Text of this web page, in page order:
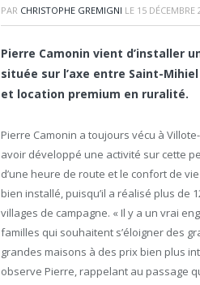
PAR CHRISTOPHE GREMIGNI LE 15 DÉCEMBRE
Pierre Camonin vient d’installer
située sur l’axe entre Saint-
et location premium en ruralité.
Pierre Camonin a toujours vécu à
avoir développé une activité sur cette
d’une heure de route et le confort de
bien installé, puisqu’il a réalisé plus
villages de campagne. « Il y a un vrai
familles qui souhaitent s’éloigner des
grandes maisons à des prix bien plus
observe Pierre, rappelant au passage